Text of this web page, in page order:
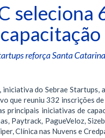
seleciona
reforça Santa
do Sebrae Startups,
que reuniu 332 inscrições
principais iniciativas de
Paytrack, PagueVeloz,
Clínica nas Nuvens e